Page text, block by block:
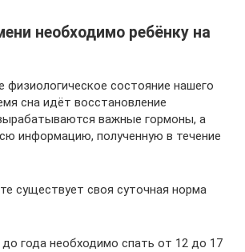
необходимо ребёнку на
состояние нашего
сна идёт восстановление
важные гормоны, а
информацию, полученную в течение
существует своя суточная норма
года необходимо спать от 12 до 17